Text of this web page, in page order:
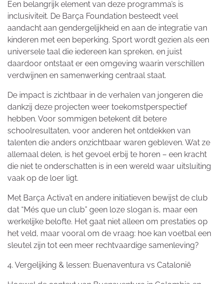
Een belangrijk element van deze programma’s is
inclusiviteit. De Barça Foundation besteedt veel
aandacht aan gendergelijkheid en aan de integratie van
kinderen met een beperking. Sport wordt gezien als een
universele taal die iedereen kan spreken, en juist
daardoor ontstaat er een omgeving waarin verschillen
verdwijnen en samenwerking centraal staat.
De impact is zichtbaar in de verhalen van jongeren die
dankzij deze projecten weer toekomstperspectief
hebben. Voor sommigen betekent dit betere
schoolresultaten, voor anderen het ontdekken van
talenten die anders onzichtbaar waren gebleven. Wat ze
allemaal delen, is het gevoel erbij te horen – een kracht
die niet te onderschatten is in een wereld waar uitsluiting
vaak op de loer ligt.
Met Barça Activa’t en andere initiatieven bewijst de club
dat “Més que un club” geen loze slogan is, maar een
werkelijke belofte. Het gaat niet alleen om prestaties op
het veld, maar vooral om de vraag: hoe kan voetbal een
sleutel zijn tot een meer rechtvaardige samenleving?
4. Vergelijking & lessen: Buenaventura vs Catalonië